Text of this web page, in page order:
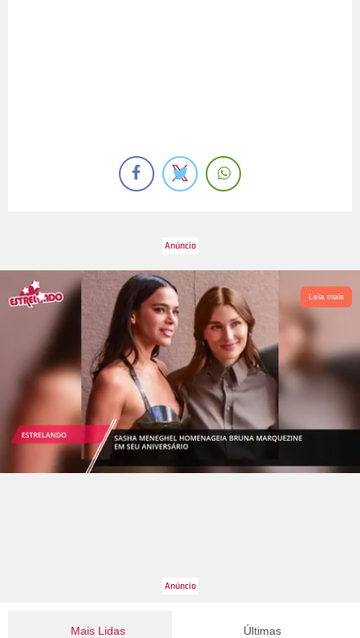
Leia mais
Mais Lidas Últimas